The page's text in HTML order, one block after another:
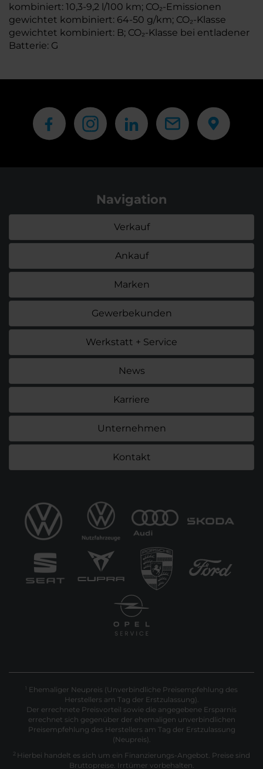
kombiniert: 10,3-9,2 l/100 km; CO₂-Emissionen
gewichtet kombiniert: 64-50 g/km; CO₂-Klasse
gewichtet kombiniert: B; CO₂-Klasse bei entladener
Batterie: G
Navigation
Verkauf
Ankauf
Marken
Gewerbekunden
Werkstatt + Service
News
Karriere
Unternehmen
Kontakt
1 Ehemaliger Neupreis (Unverbindliche Preisempfehlung des
Herstellers am Tag der Erstzulassung).
Der errechnete Preisvorteil sowie die angegebene Ersparnis
errechnet sich gegenüber der ehemaligen unverbindlichen
Preisempfehlung des Herstellers am Tag der Erstzulassung
(Neupreis).
2 Hierbei handelt es sich um ein Finanzierungs-Angebot. Preise sind
Bruttopreise. Irrtümer vorbehalten.